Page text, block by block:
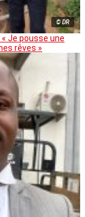
© DR
« Je pousse une
rêves »